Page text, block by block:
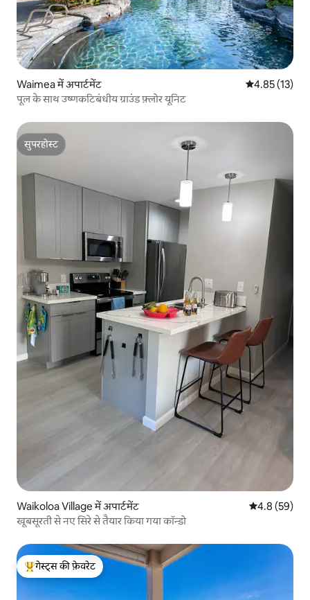
Waimea में अपार्टमेंट औसत रेटिंग 5 में
4.85 (13)
पूल के साथ उष्णकटिबंधीय ग्राउंड फ़्लोर यूनिट
सुपरहोस्ट
सुपरहोस्ट
Waikoloa Village में अपार्टमेंट औसत रेटिंग 5 में
4.8 (59)
खूबसूरती से नए सिरे से तैयार किया गया कॉन्डो
गेस्ट्स का टॉप फ़ेवरेट
गेस्ट्स की फ़ेवरेट